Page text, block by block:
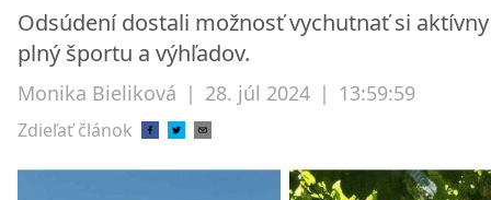
Odsúdení dostali možnosť vychutnať si
plný športu a výhľadov.
Monika Bieliková | 28. júl 2024 | 13:59:59
Zdieľať článok